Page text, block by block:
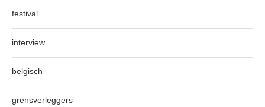
festival
interview
belgisch
grensverleggers